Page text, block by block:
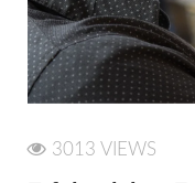
3013 VIEWS